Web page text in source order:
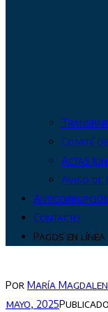
Comité
Actas
Aviso de
Contacto
Pagos en línea
Por María
mayo, 2025